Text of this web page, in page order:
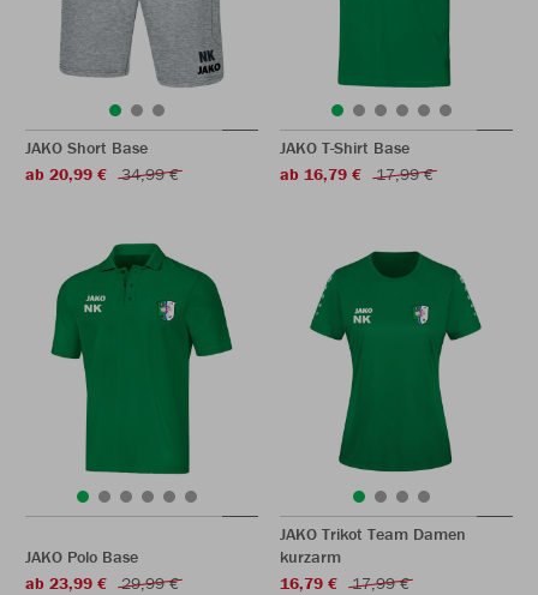
JAKO Short Base
ab 20,99 €
34,99 €
JAKO T-Shirt Base
ab 16,79 €
17,99 €
JAKO Polo Base
ab 23,99 €
29,99 €
JAKO Trikot Team Damen
kurzarm
16,79 €
17,99 €